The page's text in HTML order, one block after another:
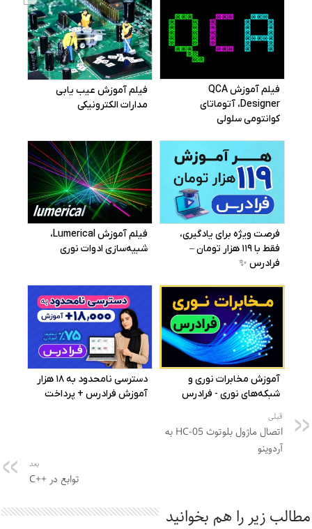
قبلی
اتصال ماژول بلوتوث HC-05 به
آردوینو
بعد
توابع در ++C
مطالب زیر را هم بخوانید